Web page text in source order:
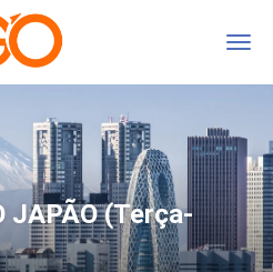
JAPÃO (Terça-